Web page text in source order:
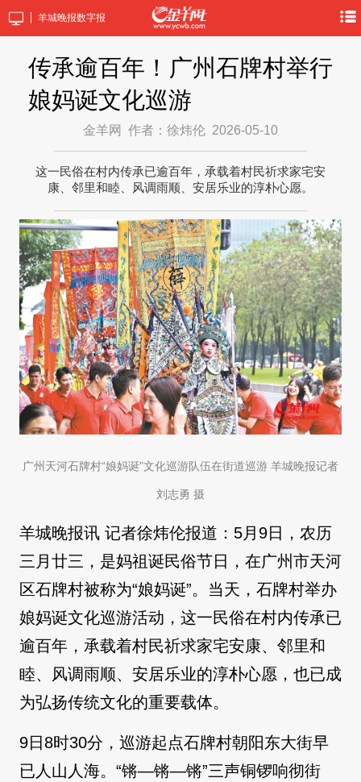
羊城晚报数字报
传承逾百年！广州石牌村举行
娘妈诞文化巡游
金羊网 作者：徐炜伦 2026-05-10
这一民俗在村内传承已逾百年，承载着村民祈求家宅安
康、邻里和睦、风调雨顺、安居乐业的淳朴心愿。
广州天河石牌村“娘妈诞”文化巡游队伍在街道巡游 羊城晚报记者
刘志勇 摄
羊城晚报讯 记者徐炜伦报道：5月9日，农历
三月廿三，是妈祖诞民俗节日，在广州市天河
区石牌村被称为“娘妈诞”。当天，石牌村举办
娘妈诞文化巡游活动，这一民俗在村内传承已
逾百年，承载着村民祈求家宅安康、邻里和
睦、风调雨顺、安居乐业的淳朴心愿，也已成
为弘扬传统文化的重要载体。
9日8时30分，巡游起点石牌村朝阳东大街早
已人山人海。“锵—锵—锵”三声铜锣响彻街